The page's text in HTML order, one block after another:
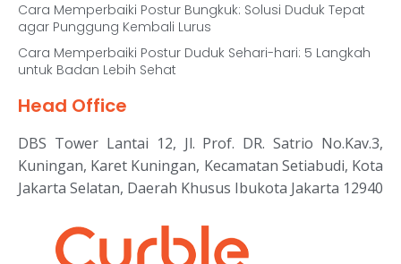
Cara Memperbaiki Postur Bungkuk: Solusi Duduk Tepat
agar Punggung Kembali Lurus
Cara Memperbaiki Postur Duduk Sehari-hari: 5 Langkah
untuk Badan Lebih Sehat
Head Office
DBS Tower Lantai 12, Jl. Prof. DR. Satrio No.Kav.3,
Kuningan, Karet Kuningan, Kecamatan Setiabudi, Kota
Jakarta Selatan, Daerah Khusus Ibukota Jakarta 12940